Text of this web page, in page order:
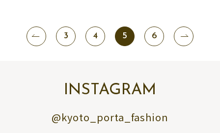
3 4 5 6
INSTAGRAM
@kyoto_porta_fashion